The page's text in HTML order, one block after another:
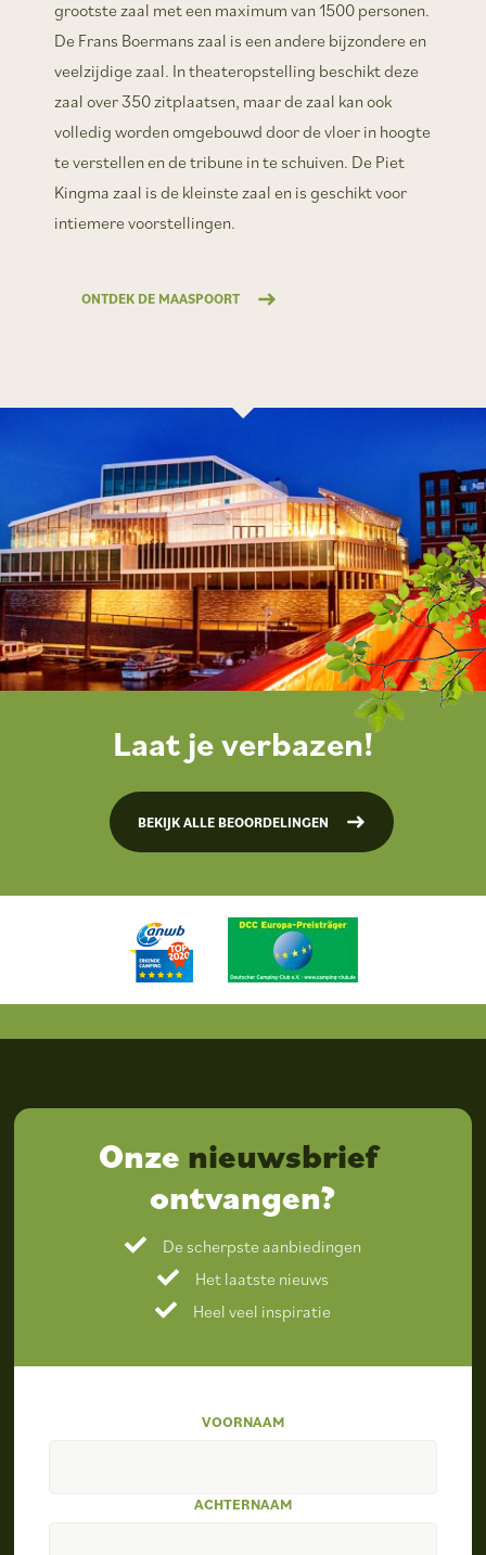
grootste zaal met een maximum van 1500 personen.
De Frans Boermans zaal is een andere bijzondere en
veelzijdige zaal. In theateropstelling beschikt deze
zaal over 350 zitplaatsen, maar de zaal kan ook
volledig worden omgebouwd door de vloer in hoogte
te verstellen en de tribune in te schuiven. De Piet
Kingma zaal is de kleinste zaal en is geschikt voor
intiemere voorstellingen.
ONTDEK DE MAASPOORT
Laat je verbazen!
BEKIJK ALLE BEOORDELINGEN
Onze nieuwsbrief
ontvangen?
De scherpste aanbiedingen
Het laatste nieuws
Heel veel inspiratie
VOORNAAM
ACHTERNAAM